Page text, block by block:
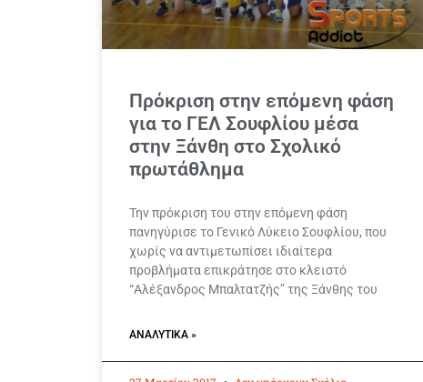
Πρόκριση στην επόμενη φάση
για το ΓΕΛ Σουφλίου μέσα
στην Ξάνθη στο Σχολικό
πρωτάθλημα
Την πρόκριση του στην επόμενη φάση
πανηγύρισε το Γενικό Λύκειο Σουφλίου, που
χωρίς να αντιμετωπίσει ιδιαίτερα
προβλήματα επικράτησε στο κλειστό
“Αλέξανδρος Μπαλτατζής” της Ξάνθης του
ΑΝΑΛΥΤΙΚΆ »